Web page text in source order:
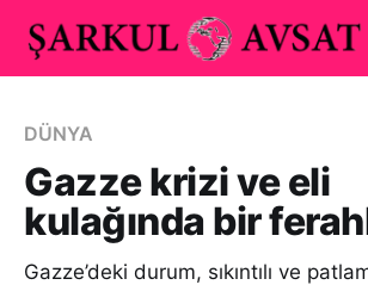
DÜNYA
Gazze krizi ve eli
kulağında bir
Gazze’deki durum, sıkıntılı ve